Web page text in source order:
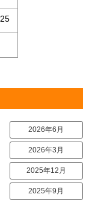
25
2026年6月
2026年3月
2025年12月
2025年9月